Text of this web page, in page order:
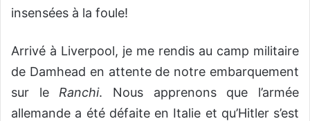
insensées à la foule!
Arrivé à Liverpool, je me rendis au camp militaire
de Damhead en attente de notre embarquement
sur le Ranchi. Nous apprenons que l’armée
allemande a été défaite en Italie et qu’Hitler s’est